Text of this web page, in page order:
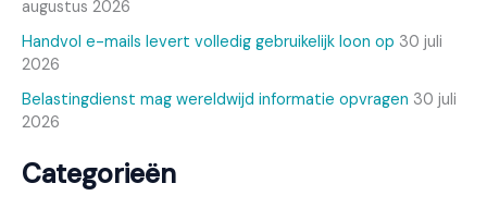
augustus 2026
Handvol e-mails levert volledig gebruikelijk loon op 30 juli
2026
Belastingdienst mag wereldwijd informatie opvragen 30 juli
2026
Categorieën